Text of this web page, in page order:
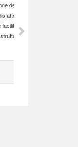
del personale
di accesso al parcheggio